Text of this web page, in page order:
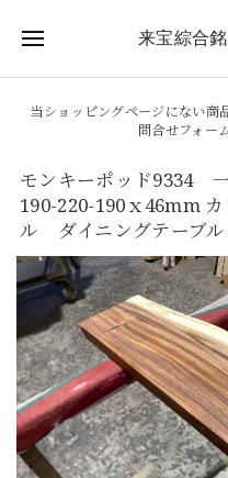
来宝綜合
当ショッピングページにない商
問合せフォー
モンキーポッド9334
190-220-190ｘ46mm
ル ダイニングテーブル